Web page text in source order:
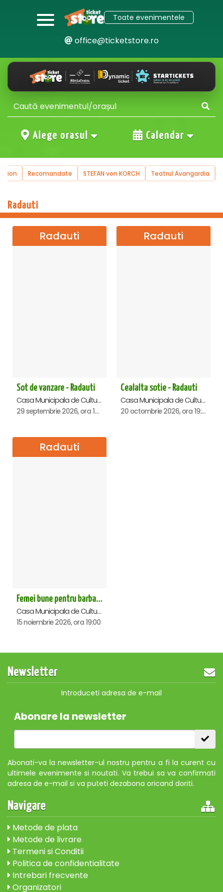
Toate evenimentele
office@ticketstore.ro
Alege orasul Calendar
Recomandate STEFAN von KORCH Teatrul Avangardia
Radauti
Radauti
Sot de vanzare - Radauti
Casa Municipala de Cultura, Radauti
29 septembrie 2026, ora 19:00
Radauti
Cealalta sotie - Radauti
Casa Municipala de Cultura, Radauti
20 octombrie 2026, ora 19:00
Radauti
Femei bune pentru barbati nebuni - Radauti
Casa Municipala de Cultura, Radauti
15 noiembrie 2026, ora 19:00
Newsletter
Introduceti adresa de e-mail
Abonare la newsletter
Abonati-va la newsletter-ul nostru pentru a fi la curent cu
ultimele evenimente si noutati. Va trebui sa va confirmati
adresa de e-mail si va puteti dezabona oricand doriti.
Navigare
Metode de plata
Metode de livrare
Termeni si Conditii
Politica de confidentialitate
Intrebari frecvente
Organizatori